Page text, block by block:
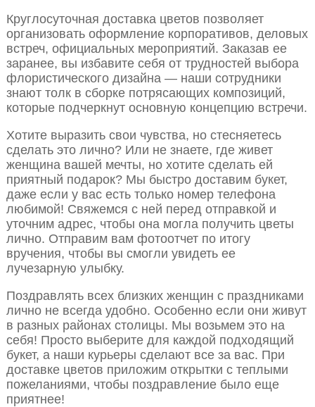
Круглосуточная доставка цветов позволяет
организовать оформление корпоративов, деловых
встреч, официальных мероприятий. Заказав ее
заранее, вы избавите себя от трудностей выбора
флористического дизайна — наши сотрудники
знают толк в сборке потрясающих композиций,
которые подчеркнут основную концепцию встречи.
Хотите выразить свои чувства, но стесняетесь
сделать это лично? Или не знаете, где живет
женщина вашей мечты, но хотите сделать ей
приятный подарок? Мы быстро доставим букет,
даже если у вас есть только номер телефона
любимой! Свяжемся с ней перед отправкой и
уточним адрес, чтобы она могла получить цветы
лично. Отправим вам фотоотчет по итогу
вручения, чтобы вы смогли увидеть ее
лучезарную улыбку.
Поздравлять всех близких женщин с праздниками
лично не всегда удобно. Особенно если они живут
в разных районах столицы. Мы возьмем это на
себя! Просто выберите для каждой подходящий
букет, а наши курьеры сделают все за вас. При
доставке цветов приложим открытки с теплыми
пожеланиями, чтобы поздравление было еще
приятнее!